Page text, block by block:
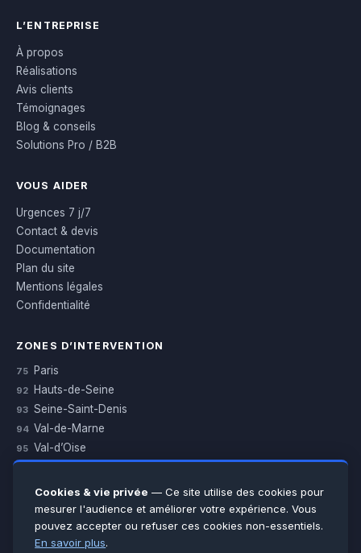
L’ENTREPRISE
À propos
Réalisations
Avis clients
Témoignages
Blog & conseils
Solutions Pro / B2B
VOUS AIDER
Urgences 7 j/7
Contact & devis
Documentation
Plan du site
Mentions légales
Confidentialité
ZONES D’INTERVENTION
75 Paris
92 Hauts-de-Seine
93 Seine-Saint-Denis
94 Val-de-Marne
95 Val-d’Oise
Essonne
Seine-et-Marne
Voir toutes les villes →
Cookies & vie privée — Ce site utilise des cookies pour
mesurer l'audience et améliorer votre expérience. Vous
pouvez accepter ou refuser ces cookies non-essentiels.
En savoir plus.